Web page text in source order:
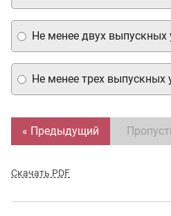
Не менее двух выпускных
Не менее трех выпускных
« Предыдущий
Скачать PDF